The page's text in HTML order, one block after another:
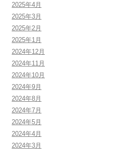
2025年4月
2025年3月
2025年2月
2025年1月
2024年12月
2024年11月
2024年10月
2024年9月
2024年8月
2024年7月
2024年5月
2024年4月
2024年3月